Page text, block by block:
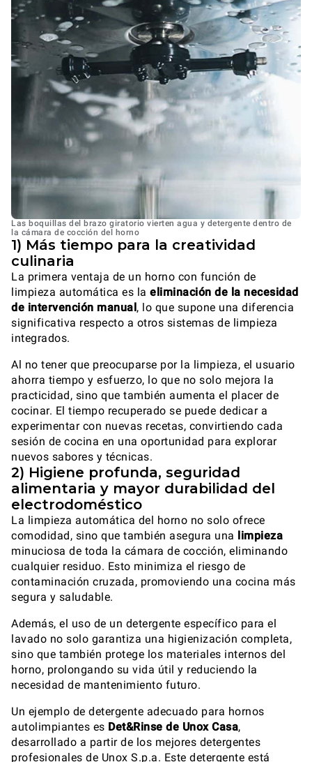
Las boquillas del brazo giratorio vierten agua y detergente dentro de
la cámara de cocción del horno
1) Más tiempo para la creatividad
culinaria
La primera ventaja de un horno con función de
limpieza automática es la eliminación de la necesidad
de intervención manual, lo que supone una diferencia
significativa respecto a otros sistemas de limpieza
integrados.
Al no tener que preocuparse por la limpieza, el usuario
ahorra tiempo y esfuerzo, lo que no solo mejora la
practicidad, sino que también aumenta el placer de
cocinar. El tiempo recuperado se puede dedicar a
experimentar con nuevas recetas, convirtiendo cada
sesión de cocina en una oportunidad para explorar
nuevos sabores y técnicas.
2) Higiene profunda, seguridad
alimentaria y mayor durabilidad del
electrodoméstico
La limpieza automática del horno no solo ofrece
comodidad, sino que también asegura una limpieza
minuciosa de toda la cámara de cocción, eliminando
cualquier residuo. Esto minimiza el riesgo de
contaminación cruzada, promoviendo una cocina más
segura y saludable.
Además, el uso de un detergente específico para el
lavado no solo garantiza una higienización completa,
sino que también protege los materiales internos del
horno, prolongando su vida útil y reduciendo la
necesidad de mantenimiento futuro.
Un ejemplo de detergente adecuado para hornos
autolimpiantes es Det&Rinse de Unox Casa,
desarrollado a partir de los mejores detergentes
profesionales de Unox S.p.a. Este detergente está